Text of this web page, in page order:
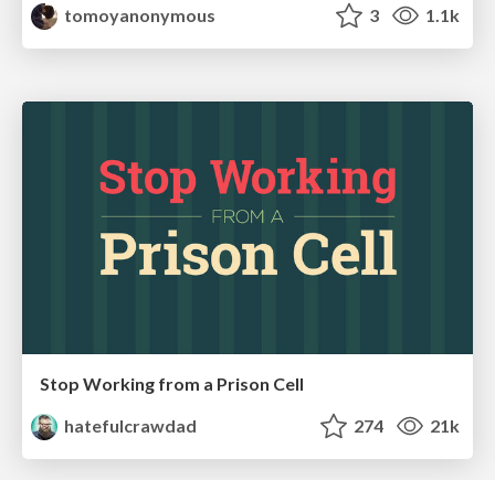
tomoyanonymous
3 1.1k
Stop Working from a Prison Cell
hatefulcrawdad
274 21k